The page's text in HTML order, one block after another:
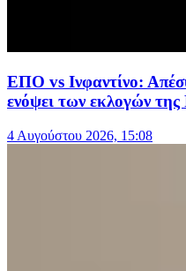
ΕΠΟ vs Ινφαντίνο:
ενόψει των εκλογών
4 Αυγούστου 2026, 15:08